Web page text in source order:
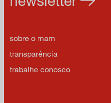
sobre o mam
transparência
trabalhe conosco